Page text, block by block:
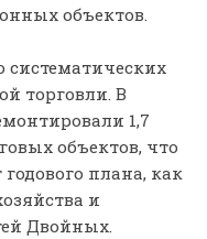
объектов.
систематических
торговли. В
1,7
объектов, что
плана, как
и
Двойных.